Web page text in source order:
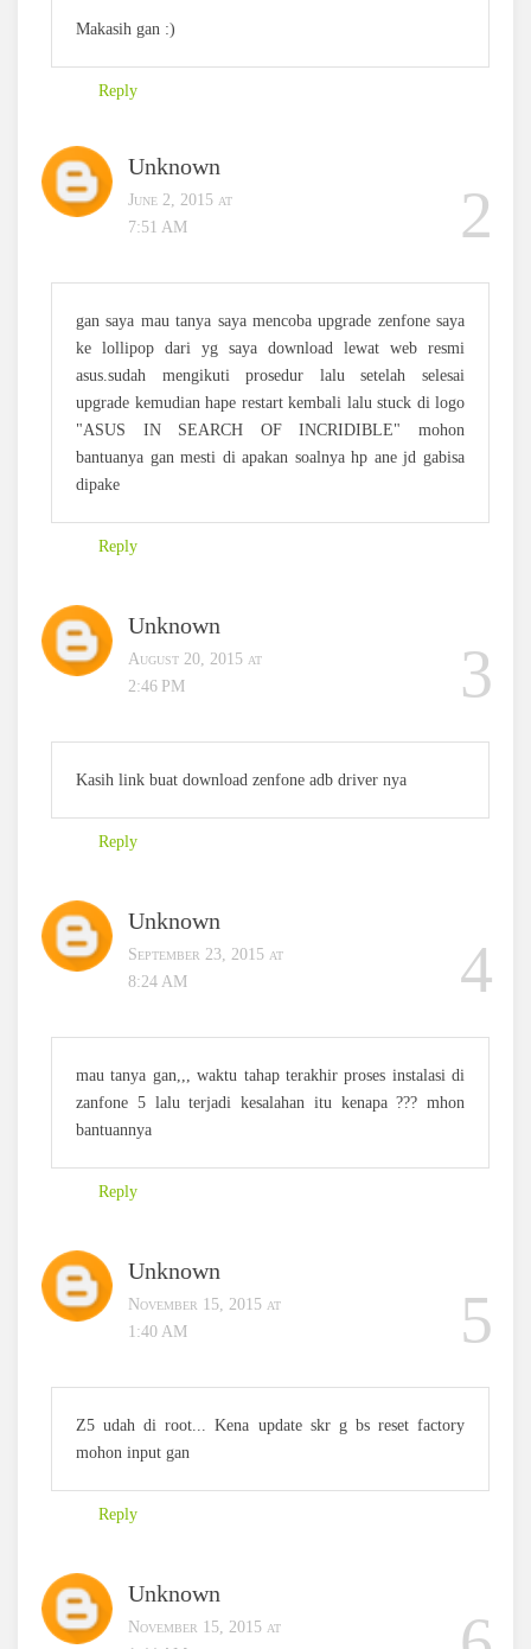
Makasih gan :)
Reply
Unknown
June 2, 2015 at
7:51 AM
gan saya mau tanya saya mencoba upgrade zenfone saya
ke lollipop dari yg saya download lewat web resmi
asus.sudah mengikuti prosedur lalu setelah selesai
upgrade kemudian hape restart kembali lalu stuck di logo
"ASUS IN SEARCH OF INCRIDIBLE" mohon
bantuanya gan mesti di apakan soalnya hp ane jd gabisa
dipake
Reply
Unknown
August 20, 2015 at
2:46 PM
Kasih link buat download zenfone adb driver nya
Reply
Unknown
September 23, 2015 at
8:24 AM
mau tanya gan,,, waktu tahap terakhir proses instalasi di
zanfone 5 lalu terjadi kesalahan itu kenapa ??? mhon
bantuannya
Reply
Unknown
November 15, 2015 at
1:40 AM
Z5 udah di root... Kena update skr g bs reset factory
mohon input gan
Reply
Unknown
November 15, 2015 at